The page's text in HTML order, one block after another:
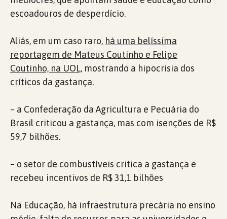
escoadouros de desperdício.
Aliás, em um caso raro, há uma belíssima
reportagem de Mateus Coutinho e Felipe
Coutinho, na UOL, mostrando a hipocrisia dos
críticos da gastança.
– a Confederação da Agricultura e Pecuária do
Brasil criticou a gastança, mas com isenções de R$
59,7 bilhões.
– o setor de combustíveis critica a gastança e
recebeu incentivos de R$ 31,1 bilhões
Na Educação, há infraestrutura precária no ensino